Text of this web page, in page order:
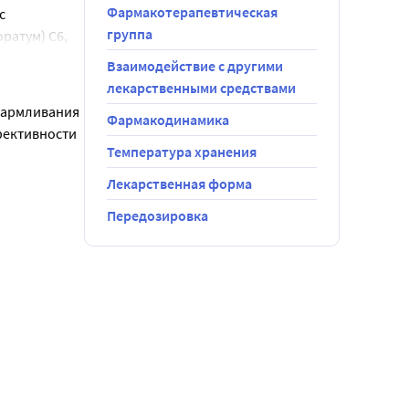
С6,
Фармакотерапевтическая
группа
Взаимодействие с другими
лекарственными средствами
Фармакодинамика
Температура хранения
Лекарственная форма
Передозировка